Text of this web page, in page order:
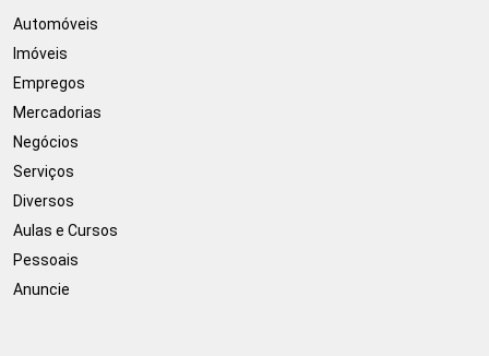
Automóveis
Imóveis
Empregos
Mercadorias
Negócios
Serviços
Diversos
Aulas e Cursos
Pessoais
Anuncie